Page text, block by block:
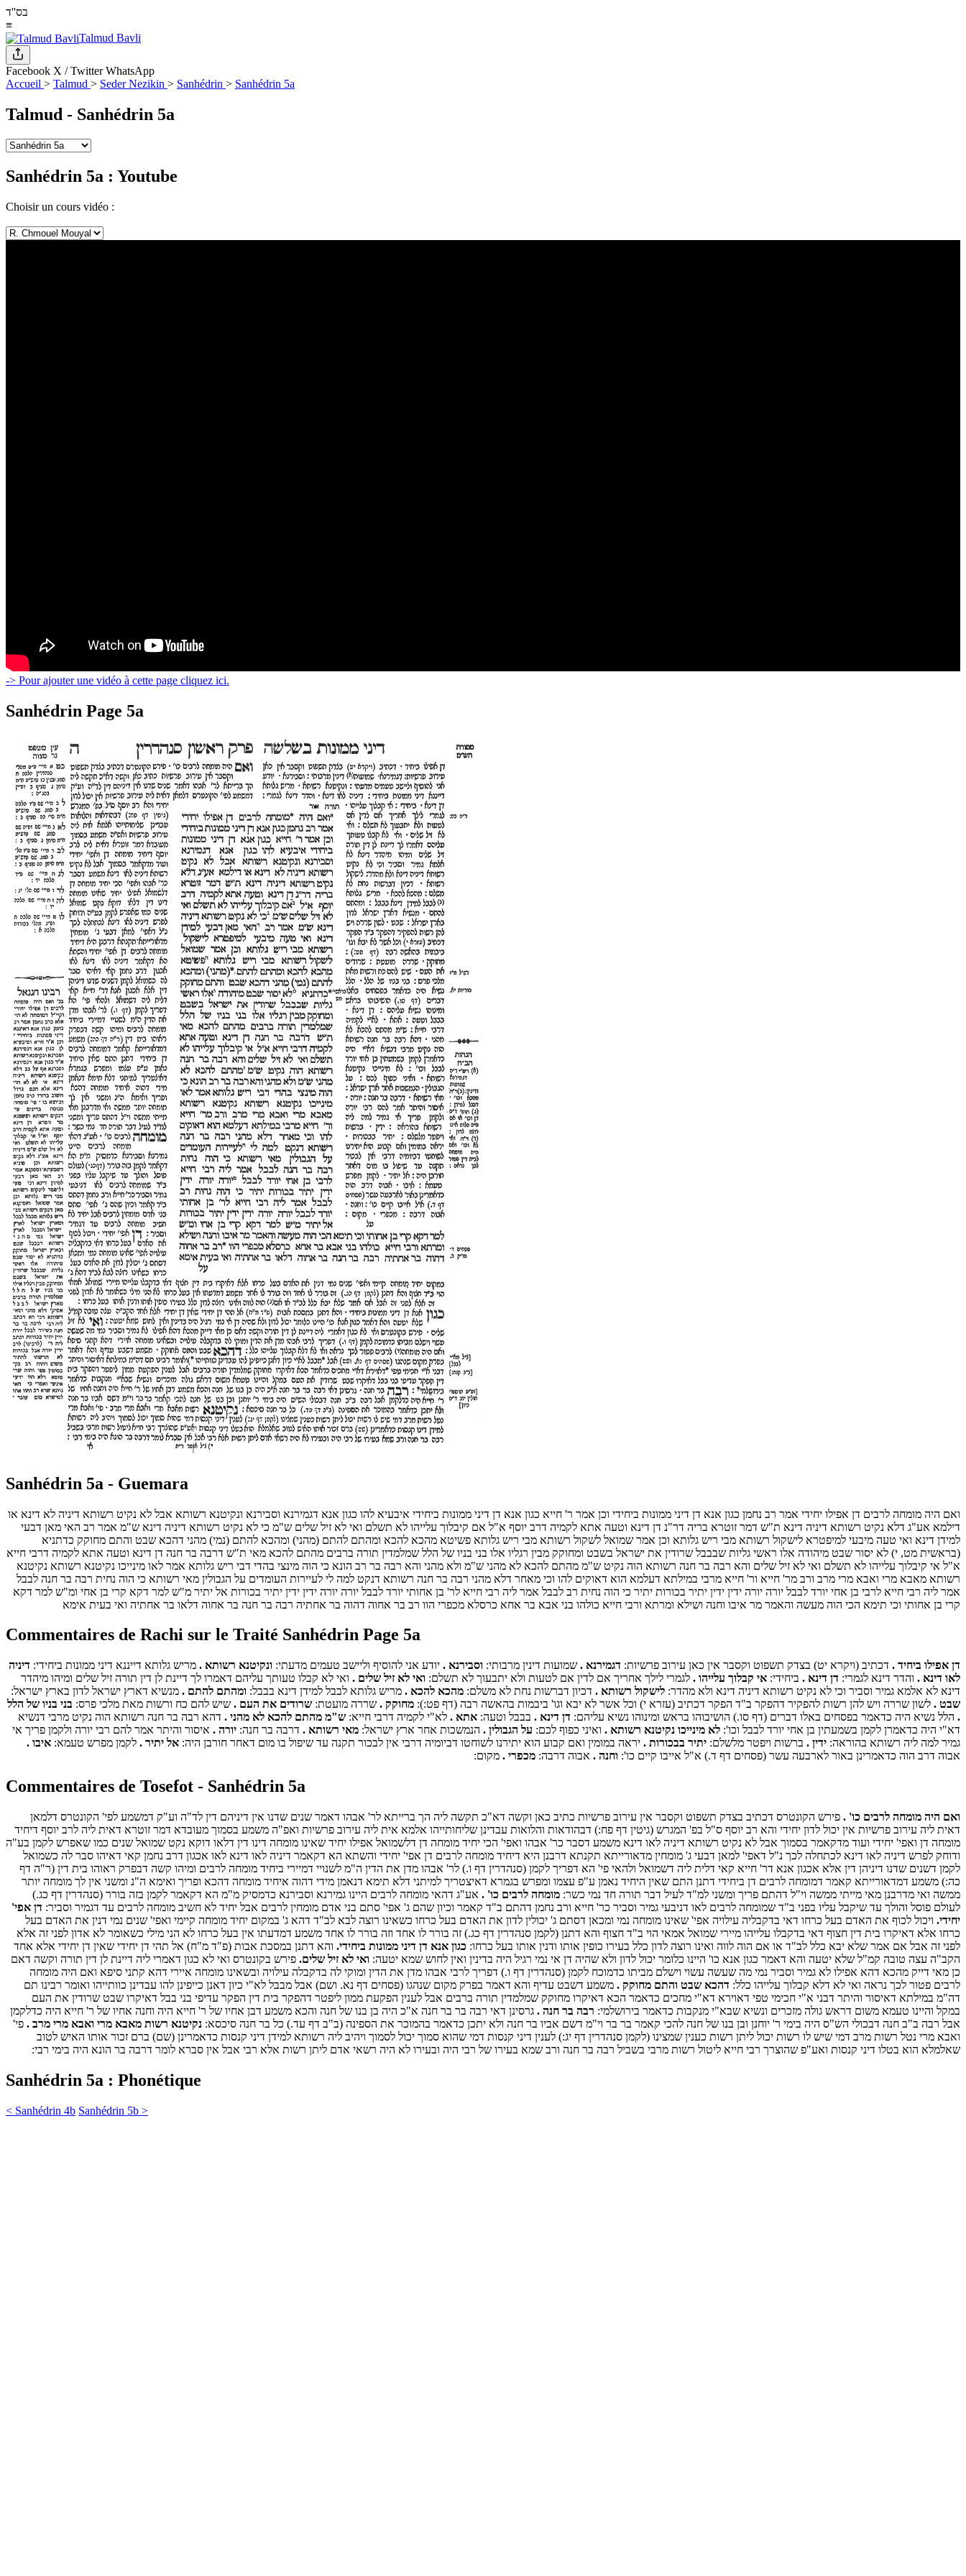
בס''ד
≡
Talmud Bavli
Facebook X / TwitterWhatsApp
Accueil > Talmud > Seder Nezikin > Sanhédrin > Sanhédrin 5a
Talmud - Sanhédrin 5a
Sanhédrin 5a : Youtube
Choisir un cours vidéo :
-> Pour ajouter une vidéo à cette page cliquez ici.
Sanhédrin Page 5a
Sanhédrin 5a - Guemara
ואם היה מומחה לרבים דן אפילו יחידי אמר רב נחמן כגון אנא דן דיני ממונות ביחידי וכן אמר ר' חייא כגון אנא דן דיני ממונות ביחידי איבעיא להו כגון אנא דגמירנא וסבירנא ונקיטנא רשותא אבל לא נקיט רשותא דיניה לא דינא או
דילמא אע"ג דלא נקיט רשותא דיניה דינא ת"ש דמר זוטרא בריה דר"נ דן דינא וטעה אתא לקמיה דרב יוסף א"ל אם קיבלוך עלייהו לא תשלם ואי לא זיל שלים ש"מ כי לא נקיט רשותא דיניה דינא ש"מ אמר רב האי מאן דבעי
למידן דינא ואי טעה מיבעי למיפטרא לישקול רשותא מבי ריש גלותא וכן אמר שמואל לשקול רשותא מבי ריש גלותא פשיטא מהכא להכא ומהתם להתם (מהני) ומהכא להתם (נמי) מהני דהכא שבט והתם מחוקק כדתניא
(בראשית מט, י) לא יסור שבט מיהודה אלו ראשי גליות שבבבל שרודין את ישראל בשבט ומחוקק מבין רגליו אלו בני בניו של הלל שמלמדין תורה ברבים מהתם להכא מאי ת"ש דרבה בר חנה דן דינא וטעה אתא לקמיה דרבי חייא
א"ל אי קיבלוך עלייהו לא תשלם ואי לא זיל שלים והא רבה בר חנה רשותא הוה נקיט ש"מ מהתם להכא לא מהני ש"מ ולא מהני והא רבה בר רב הונא כי הוה מינצי בהדי דבי ריש גלותא אמר לאו מינייכו נקיטנא רשותא נקיטנא
רשותא מאבא מרי ואבא מרי מרב ורב מר' חייא ור' חייא מרבי במילתא דעלמא הוא דאוקים להו וכי מאחר דלא מהני רבה בר חנה רשותא דנקט למה לי לעיירות העומדים על הגבולין מאי רשותא כי הוה נחית רבה בר חנה לבבל
אמר ליה רבי חייא לרבי בן אחי יורד לבבל יורה יורה ידין ידין יתיר בכורות יתיר כי הוה נחית רב לבבל אמר ליה רבי חייא לר' בן אחותי יורד לבבל יורה יורה ידין ידין יתיר בכורות אל יתיר מ"ש למר דקא קרי בן אחי ומ"ש למר דקא
קרי בן אחותי וכי תימא הכי הוה מעשה והאמר מר איבו וחנה ושילא ומרתא ורבי חייא כולהו בני אבא בר אחא כרסלא מכפרי הוו רב בר אחוה דהוה בר אחתיה רבה בר חנה בר אחוה דלאו בר אחתיה ואי בעית אימא
Commentaires de Rachi sur le Traité Sanhédrin Page 5a
דן אפילו ביחיד . דכתיב (ויקרא יט) בצדק תשפוט וקסבר אין כאן עירוב פרשיות: דגמירנא . שמועות דינין מרבותי: וסבירנא . יודע אני להוסיף וליישב טעמים מדעתי: ונקיטנא רשותא . מריש גלותא דייננא דיני ממונות ביחידי: דיניה
לאו דינא . והדר דינא לגמרי: דן דינא . ביחידי: אי קבלוך עלייהו . לגמרי לילך אחריך אם לדין אם לטעות ולא יתבעוך לא תשלם: ואי לא זיל שלים . ואי לא קבלו טעותך עליהם דאמרו לך דיינת לן דין תורה זיל שלים ומיהו מיהדר
דינא לא אלמא גמיר וסביר וכי לא נקיט רשותא דיניה דינא ולא מהדר: לישקול רשותא . דכיון דברשות נחת לא משלם: מהכא להכא . מריש גלותא לבבל למידן דינא בבבל: ומהתם להתם . מנשיא דארץ ישראל לדון בארץ ישראל:
שבט . לשון שררה ויש להן רשות להפקיר דהפקר ב"ד הפקר דכתיב (עזרא י) וכל אשר לא יבא וגו' ביבמות בהאשה רבה (דף פט:): מחוקק . שררה מועטת: שרודים את העם . שיש להם כח ורשות מאת מלכי פרס: בני בניו של הלל
. הלל נשיא היה כדאמר בפסחים באלו דברים (דף סו.) הושיבוהו בראש ומינוהו נשיא עליהם: דן דינא . בבבל וטעה: אתא . לא"י לקמיה דרבי חייא: ש"מ מהתם להכא לא מהני . דהא רבה בר חנה רשותא הוה נקיט מרבי דנשיא
דא"י היה כדאמרן לקמן בשמעתין בן אחי יורד לבבל וכו': לא מינייכו נקיטנא רשותא . ואיני כפוף לכם: על הגבולין . הנמשכות אחר ארץ ישראל: מאי רשותא . דרבה בר חנה: יורה . איסור והיתר אמר להם רבי יורה ולקמן פריך אי
גמיר למה ליה רשותא בהוראה: ידין . ברשות ויפטר מלשלם: יתיר בבכורות . יראה במומין ואם קבוע הוא יתירנו לשוחטו דביומיה דרבי אין לבכור תקנה עד שיפול בו מום דאחר חורבן היה: אל יתיר . לקמן מפרש טעמא: איבו .
אבוה דרב הוה כדאמרינן באור לארבעה עשר (פסחים דף ד.) א"ל אייבו קיים כו': וחנה . אבוה דרבה: מכפרי . מקום:
Commentaires de Tosefot - Sanhédrin 5a
ואם היה מומחה לרבים כו' . פירש הקונטרס דכתיב בצדק תשפוט וקסבר אין עירוב פרשיות כתיב כאן וקשה דא"כ תקשה ליה הך ברייתא לר' אבהו דאמר שנים שדנו אין דיניהם דין לד"ה וע"ק דמשמע לפי' הקונטרס דלמאן
דאית ליה עירוב פרשיות אין יכול לדון יחידי והא רב יוסף ס"ל בפ' המגרש (גיטין דף פח:) דבהודאות והלואות עבדינן שליחותייהו אלמא אית ליה עירוב פרשיות ואפ"ה משמע בסמוך מעובדא דמר זוטרא דאית ליה לרב יוסף דיחיד
מומחה דן ואפי' יחידי ועוד מדקאמר בסמוך אבל לא נקיט רשותא דיניה לאו דינא משמע דסבר כר' אבהו ואפי' הכי יחיד מומחה דן דלשמואל אפילו יחיד שאינו מומחה דינו דין דלאו דוקא נקט שמואל שנים כמו שאפרש לקמן בע"ה
ודוחק לפרש דיניה לאו דינא לכתחלה לכך נ"ל דאפי' למאן דבעי ג' מומחין מדאורייתא תקנתא דרבנן היא דיחיד מומחה לרבים דן אפי' יחידי והשתא הא דקאמר דיניה לאו דינא לאו אכגון דרב נחמן קאי דאיהו סבר לה כשמואל
לקמן דשנים שדנו דיניהן דין אלא אכגון אנא דר' חייא קאי דלית ליה דשמואל ולהאי פי' הא דפריך לקמן (סנהדרין דף ו.) לר' אבהו מדן את הדין ה"מ לשנויי דמיירי ביחיד מומחה לרבים ומיהו קשה דבפרק ראוהו בית דין (ר"ה דף
כה:) משמע דמדאורייתא קאמר דמומחה לרבים דן ביחידי דתנן התם שאין היחיד נאמן ע"פ עצמו ומפרש בגמרא דאיצטריך למיתני דלא תימא דנאמן מידי דהוה איחיד מומחה דהכא ופריך ואימא ה"נ ומשני אין לך מומחה יותר
ממשה ואי מדרבנן מאי מייתי ממשה וי"ל דהתם פריך ומשני למ"ד לעיל דבר תורה חד נמי כשר: מומחה לרבים כו' . אע"ג דהאי מומחה לרבים היינו גמירנא וסבירנא כדמסיק מ"מ הא דקאמר לקמן בזה בורר (סנהדרין דף כג.)
לעולם פוסל והולך עד שיקבל עליו בפני ב"ד שמומחה לרבים לאו דניבעי גמיר וסביר כר' חייא ורב נחמן דהתם ב"ד קאמר וכיון שהם ג' אפי' סתם בני אדם מומחין לרבים אבל יחיד לא חשיב מומחה לרבים עד דגמיר וסביר: דן אפי'
יחידי. ויכול לכוף את האדם בעל כרחו דאי בדקבליה עילויה אפי' שאינו מומחה נמי ומכאן דסתם ג' יכולין לדון את האדם בעל כרחו כשאינו רוצה לבא לב"ד דהא ג' במקום יחיד מומחה קיימי ואפי' שנים נמי דנין את האדם בעל
כרחו אלא דאיקרו בית דין חצוף דאי בדקבלו עלייהו מיירי שמואל אמאי הוי ב"ד חצוף והא דתנן (לקמן סנהדרין דף כג.) זה בורר לו אחד וזה בורר לו אחד משמע דמדעתו אין בעל כרחו לא הני מילי כשאומר לא אדון לפני זה אלא
לפני זה אבל אם אמר שלא יבא כלל לב"ד או אם הוה לווה ואינו רוצה לדון כלל בעירו כופין אותו ודנין אותו בעל כרחו: כגון אנא דן דיני ממונות ביחידי. והא דתנן במסכת אבות (פ"ד מ"ח) אל תהי דן יחידי שאין דן יחידי אלא אחד
הקב"ה עצה טובה קמ"ל שלא יטעה והא דאמר כגון אנא כו' היינו כלומר יכול לדון ולא שהיה דן אי נמי רגיל היה בדינין ואין לחוש שמא יטעה: ואי לא זיל שלים. פירש בקונטרס ואי לא כגון דאמרי ליה דיינת לן דין תורה וקשה דאם
כן מאי דייק מהכא דהא אפילו לא גמיר וסביר נמי מה שעשה עשוי וישלם מביתו כדמוכח לקמן (סנהדרין דף ו.) דפריך לרבי אבהו מדן את הדין ומוקי לה בדקבלה עילויה ובשאינו מומחה איירי דהא קתני סיפא ואם היה מומחה
לרבים פטור לכך נראה ואי לא דלא קבלוך עלייהו כלל: דהכא שבט והתם מחוקק . משמע דשבט עדיף והא דאמר בפרק מקום שנהגו (פסחים דף נא. ושם) אבל מבבל לא"י כיון דאנן כייפינן להו עבדינן כוותייהו ואומר רבינו תם
דה"מ במילתא דאיסור והיתר דבני א"י חכימי טפי דאוירא דא"י מחכים כדאמר הכא דאיקרו מחוקק שמלמדין תורה ברבים אבל לענין הפקעת ממון ליפטר דהפקר בית דין הפקר עדיפי בני בבל דאיקרו שבט שרודין את העם
במקל והיינו טעמא משום דראש גולה מזכרים ונשיא שבא"י מנקבות כדאמר בירושלמי: רבה בר חנה . גרסינן דאי רבה בר בר חנה א"כ היה בן בנו של חנה והכא משמע דבן אחיו של ר' חייא היה וחנה אחיו של ר' חייא היה כדלקמן
אבל רבה ב"ב חנה דבכולי הש"ס היה בימי ר' יוחנן ובן בנו של חנה להכי קאמר בר בר וי"מ דשם אביו בר חנה ולא יתכן כדאמר בהמוכר את הספינה (ב"ב דף עד.) כל בר חנה סיכסא: נקיטנא רשות מאבא מרי ואבא מרי מרב . פי'
ואבא מרי נטל רשות מרב דמי שיש לו רשות יכול ליתן רשות כענין שמצינו (לקמן סנהדרין דף יג:) לענין דיני קנסות דמי שהוא סמוך יכול לסמוך ויהיב ליה רשותא למידן דיני קנסות כדאמרינן (שם) ברם זכור אותו האיש לטוב
שאלמלא הוא בטלו דיני קנסות ואע"פ שהוצרך רבי חייא ליטול רשות מרבי בשביל רבה בר חנה ורב שמא בעירו של רבי היה ובעירו לא היה רשאי אדם ליתן רשות אלא רבי אבל אין סברא לומר דרבה בר הונא היה בימי רבי:
Sanhédrin 5a : Phonétique
< Sanhédrin 4b Sanhédrin 5b >